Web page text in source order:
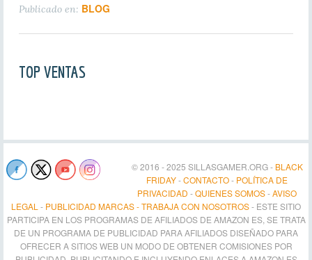
Publicado en: BLOG
TOP VENTAS
© 2016 - 2025 SILLASGAMER.ORG - BLACK
FRIDAY-CONTACTO- POLÍTICA DE
PRIVACIDAD -QUIENES SOMOS-AVISO
LEGAL - PUBLICIDAD MARCAS - TRABAJA CON NOSOTROS- ESTE SITIO
PARTICIPA EN LOS PROGRAMAS DE AFILIADOS DE AMAZON ES, SE TRATA
DE UN PROGRAMA DE PUBLICIDAD PARA AFILIADOS DISEÑADO PARA
OFRECER A SITIOS WEB UN MODO DE OBTENER COMISIONES POR